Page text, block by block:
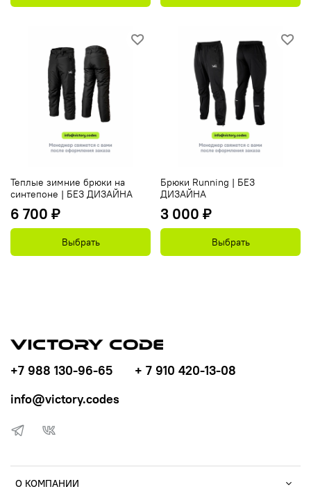
Теплые зимние брюки на
синтепоне | БЕЗ ДИЗАЙНА
6 700 ₽
Выбрать
Брюки Running | БЕЗ
ДИЗАЙНА
3 000 ₽
Выбрать
О КОМПАНИИ
+7 988 130-96-65
+ 7 910 420-13-08
info@victory.codes